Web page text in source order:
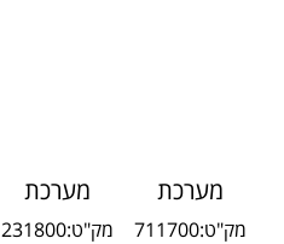
מערכת
איתור רכבים
מק"ט:711700
מערכת
איתורמק"ט:231800